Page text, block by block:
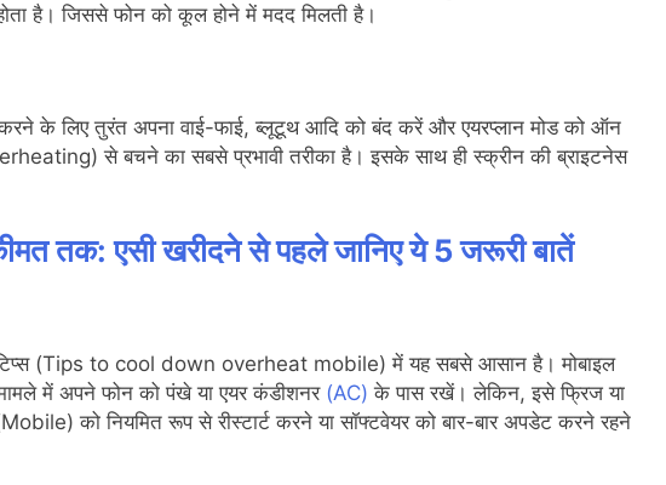
है। जिससे फोन को कूल होने में मदद मिलती है।
के लिए तुरंत अपना वाई-फाई, ब्लूटूथ आदि को बंद करें और एयरप्लान मोड को ऑन
से बचने का सबसे प्रभावी तरीका है। इसके साथ ही स्क्रीन की ब्राइटनेस
तक: एसी खरीदने से पहले जानिए ये 5 जरूरी बातें
(Tips to cool down overheat mobile) में यह सबसे आसान है। मोबाइल
में अपने फोन को पंखे या एयर कंडीशनर (AC) के पास रखें। लेकिन, इसे फ्रिज या
को नियमित रूप से रीस्टार्ट करने या सॉफ्टवेयर को बार-बार अपडेट करने रहने